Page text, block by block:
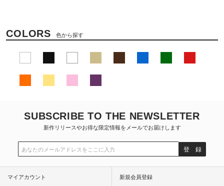
COLORS 色から探す
SUBSCRIBE TO THE NEWSLETTER
新作リリースやお得な限定情報をメールでお届けします
登 録
マイアカウント 新規会員登録